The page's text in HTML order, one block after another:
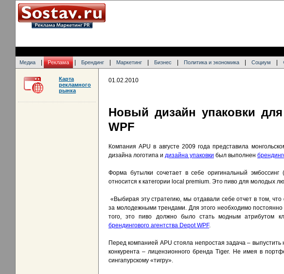
Медиа Реклама Брендинг Маркетинг Бизнес Политика и экономика Социум
01.02.2010
Новый дизайн упаковки
WPF
Компания APU в августе 2009 года представила
дизайна логотипа и дизайна упаковки был выполнен
Форма бутылки сочетает в себе оригинальный
относится к категории local premium. Это пиво для молодых
«Выбирая эту стратегию, мы отдавали себе отчет в том,
за молодежными трендами. Для этого необходимо
того, это пиво должно было стать модным атрибутом
брендингового агентства Depot WPF.
Перед компанией APU стояла непростая задача –
конкурента – лицензионного бренда Tiger. Не имея в
сингапурскому «тигру».
Карта
рекламного
рынка